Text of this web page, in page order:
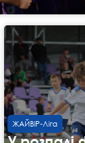
ЖАЙВІР-Ліга